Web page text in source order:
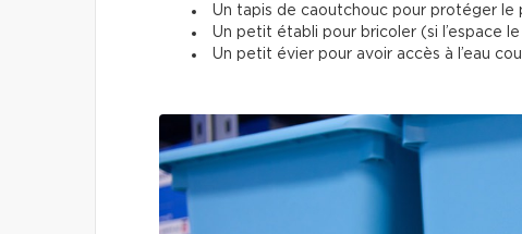
Un tapis de caoutchouc pour protéger le
Un petit établi pour bricoler (si l’espace
Un petit évier pour avoir accès à l’eau